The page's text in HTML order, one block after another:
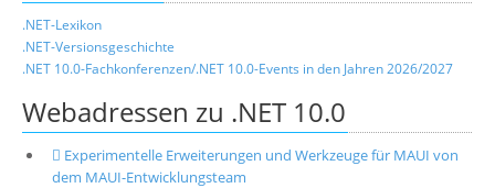
.NET-Lexikon
.NET-Versionsgeschichte
.NET 10.0-Fachkonferenzen/.NET 10.0-Events in den Jahren 2026/2027
Webadressen zu .NET 10.0
 Experimentelle Erweiterungen und Werkzeuge für MAUI von
dem MAUI-Entwicklungsteam